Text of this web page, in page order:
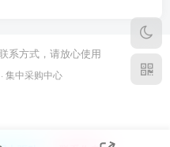
系方式，请放心使用
集中采购中心